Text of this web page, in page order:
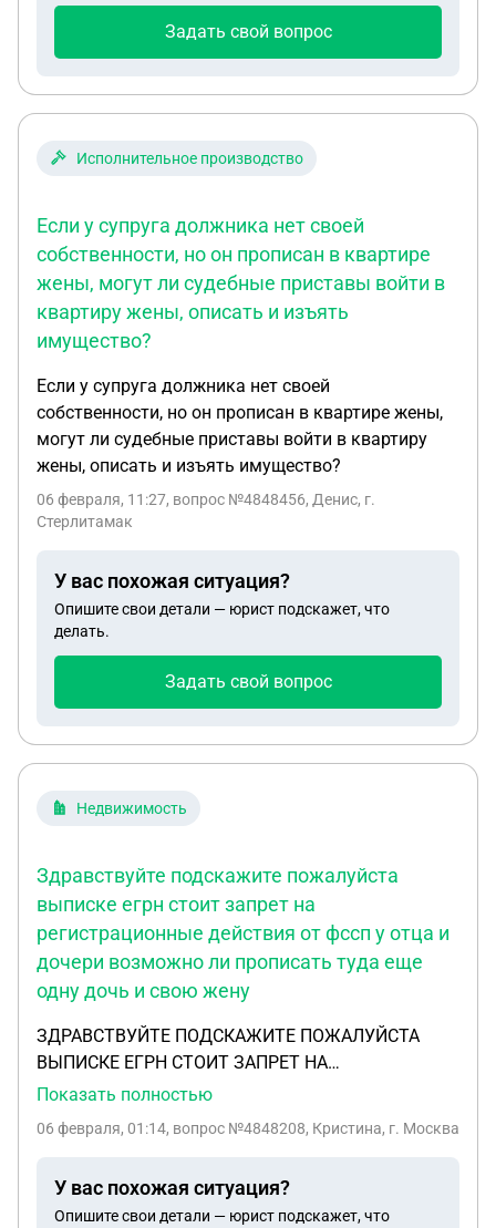
Задать свой вопрос
Исполнительное производство
Если у супруга должника нет своей
собственности, но он прописан в квартире
жены, могут ли судебные приставы войти в
квартиру жены, описать и изъять
имущество?
Если у супруга должника нет своей
собственности, но он прописан в квартире жены,
могут ли судебные приставы войти в квартиру
жены, описать и изъять имущество?
06 февраля, 11:27, вопрос №4848456, Денис, г.
Стерлитамак
У вас похожая ситуация?
Опишите свои детали — юрист подскажет, что
делать.
Задать свой вопрос
Недвижимость
Здравствуйте подскажите пожалуйста
выписке егрн стоит запрет на
регистрационные действия от фссп у отца и
дочери возможно ли прописать туда еще
одну дочь и свою жену
ЗДРАВСТВУЙТЕ ПОДСКАЖИТЕ ПОЖАЛУЙСТА
ВЫПИСКЕ ЕГРН СТОИТ ЗАПРЕТ НА
РЕГИСТРАЦИОННЫЕ ДЕЙСТВИЯ ОТ ФССП У ОТЦА
ОДНУ ДОЧЬ И СВОЮ ЖЕНУ ! С НАШЕГО СОГЛАСИЯ
Показать полностью
06 февраля, 01:14, вопрос №4848208, Кристина, г. Москва
У вас похожая ситуация?
Опишите свои детали — юрист подскажет, что